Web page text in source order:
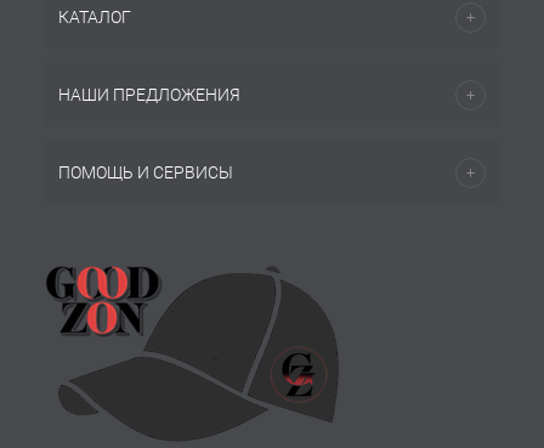
КАТАЛОГ
НАШИ ПРЕДЛОЖЕНИЯ
ПОМОЩЬ И СЕРВИСЫ